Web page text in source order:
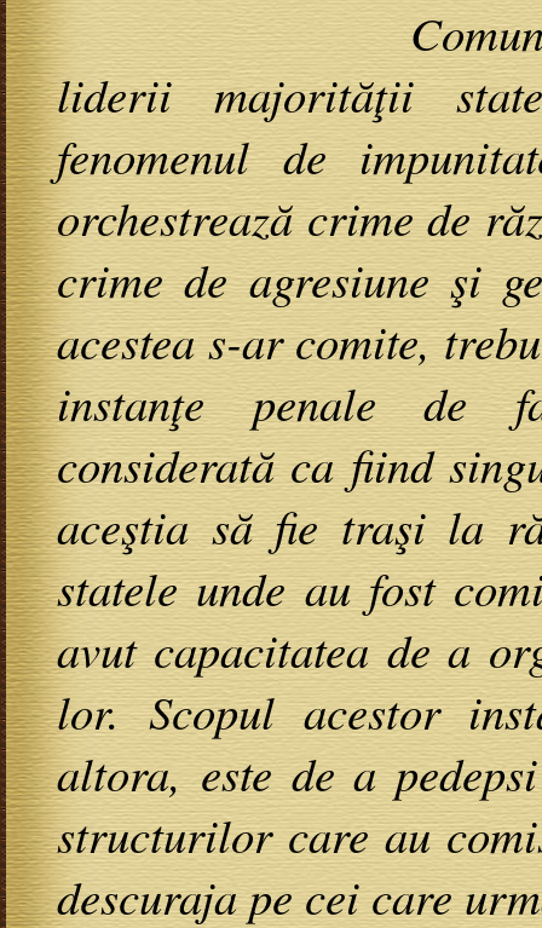
Comunitatea
liderii majorităţii
fenomenul de
orchestrează crime de
crime de agresiune şi
acestea s-ar comite,
instanţe penale de
considerată ca fiind
aceştia să fie traşi la
statele unde au fost
avut capacitatea de a
lor. Scopul acestor
altora, este de a
structurilor care au
descuraja pe cei care